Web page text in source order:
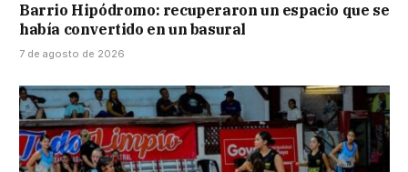
Barrio Hipódromo: recuperaron un espacio que se
había convertido en un basural
7 de agosto de 2026